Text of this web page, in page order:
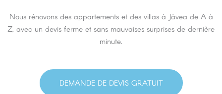
Nous rénovons des appartements et des villas à Jávea de A à
Z, avec un devis ferme et sans mauvaises surprises de dernière
minute.
DEMANDE DE DEVIS GRATUIT